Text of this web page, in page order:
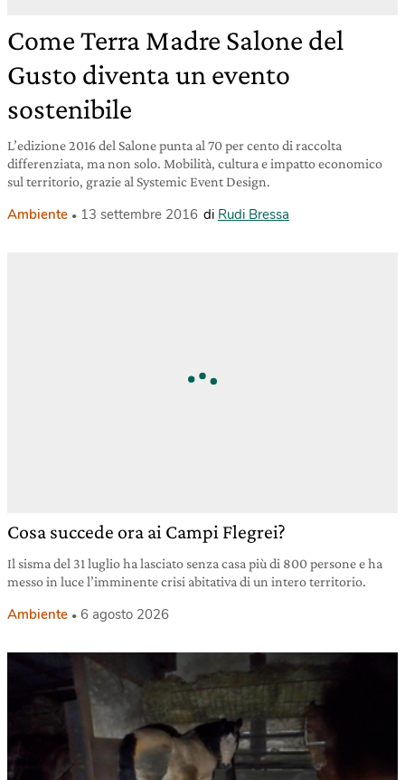
Come Terra Madre Salone del
Gusto diventa un evento
sostenibile
L’edizione 2016 del Salone punta al 70 per cento di raccolta
differenziata, ma non solo. Mobilità, cultura e impatto economico
sul territorio, grazie al Systemic Event Design.
Ambiente 13 settembre 2016 di Rudi Bressa
Cosa succede ora ai Campi Flegrei?
Il sisma del 31 luglio ha lasciato senza casa più di 800 persone e ha
messo in luce l’imminente crisi abitativa di un intero territorio.
Ambiente 6 agosto 2026